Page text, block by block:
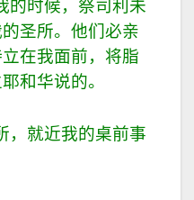
的时候，祭司利未
圣所。他们必亲
在我面前，将脂
和华说的。
，就近我的桌前事